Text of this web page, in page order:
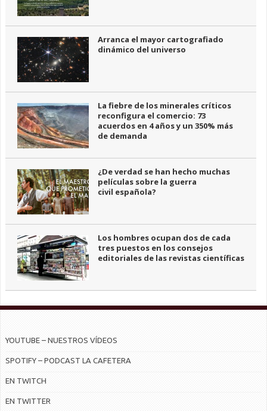
Arranca el mayor cartografiado
dinámico del universo
La fiebre de los minerales críticos
reconfigura el comercio: 73
acuerdos en 4 años y un 350% más
de demanda
¿De verdad se han hecho muchas
películas sobre la guerra
civil española?
Los hombres ocupan dos de cada
tres puestos en los consejos
editoriales de las revistas científicas
YOUTUBE – NUESTROS VÍDEOS
SPOTIFY – PODCAST LA CAFETERA
EN TWITCH
EN TWITTER